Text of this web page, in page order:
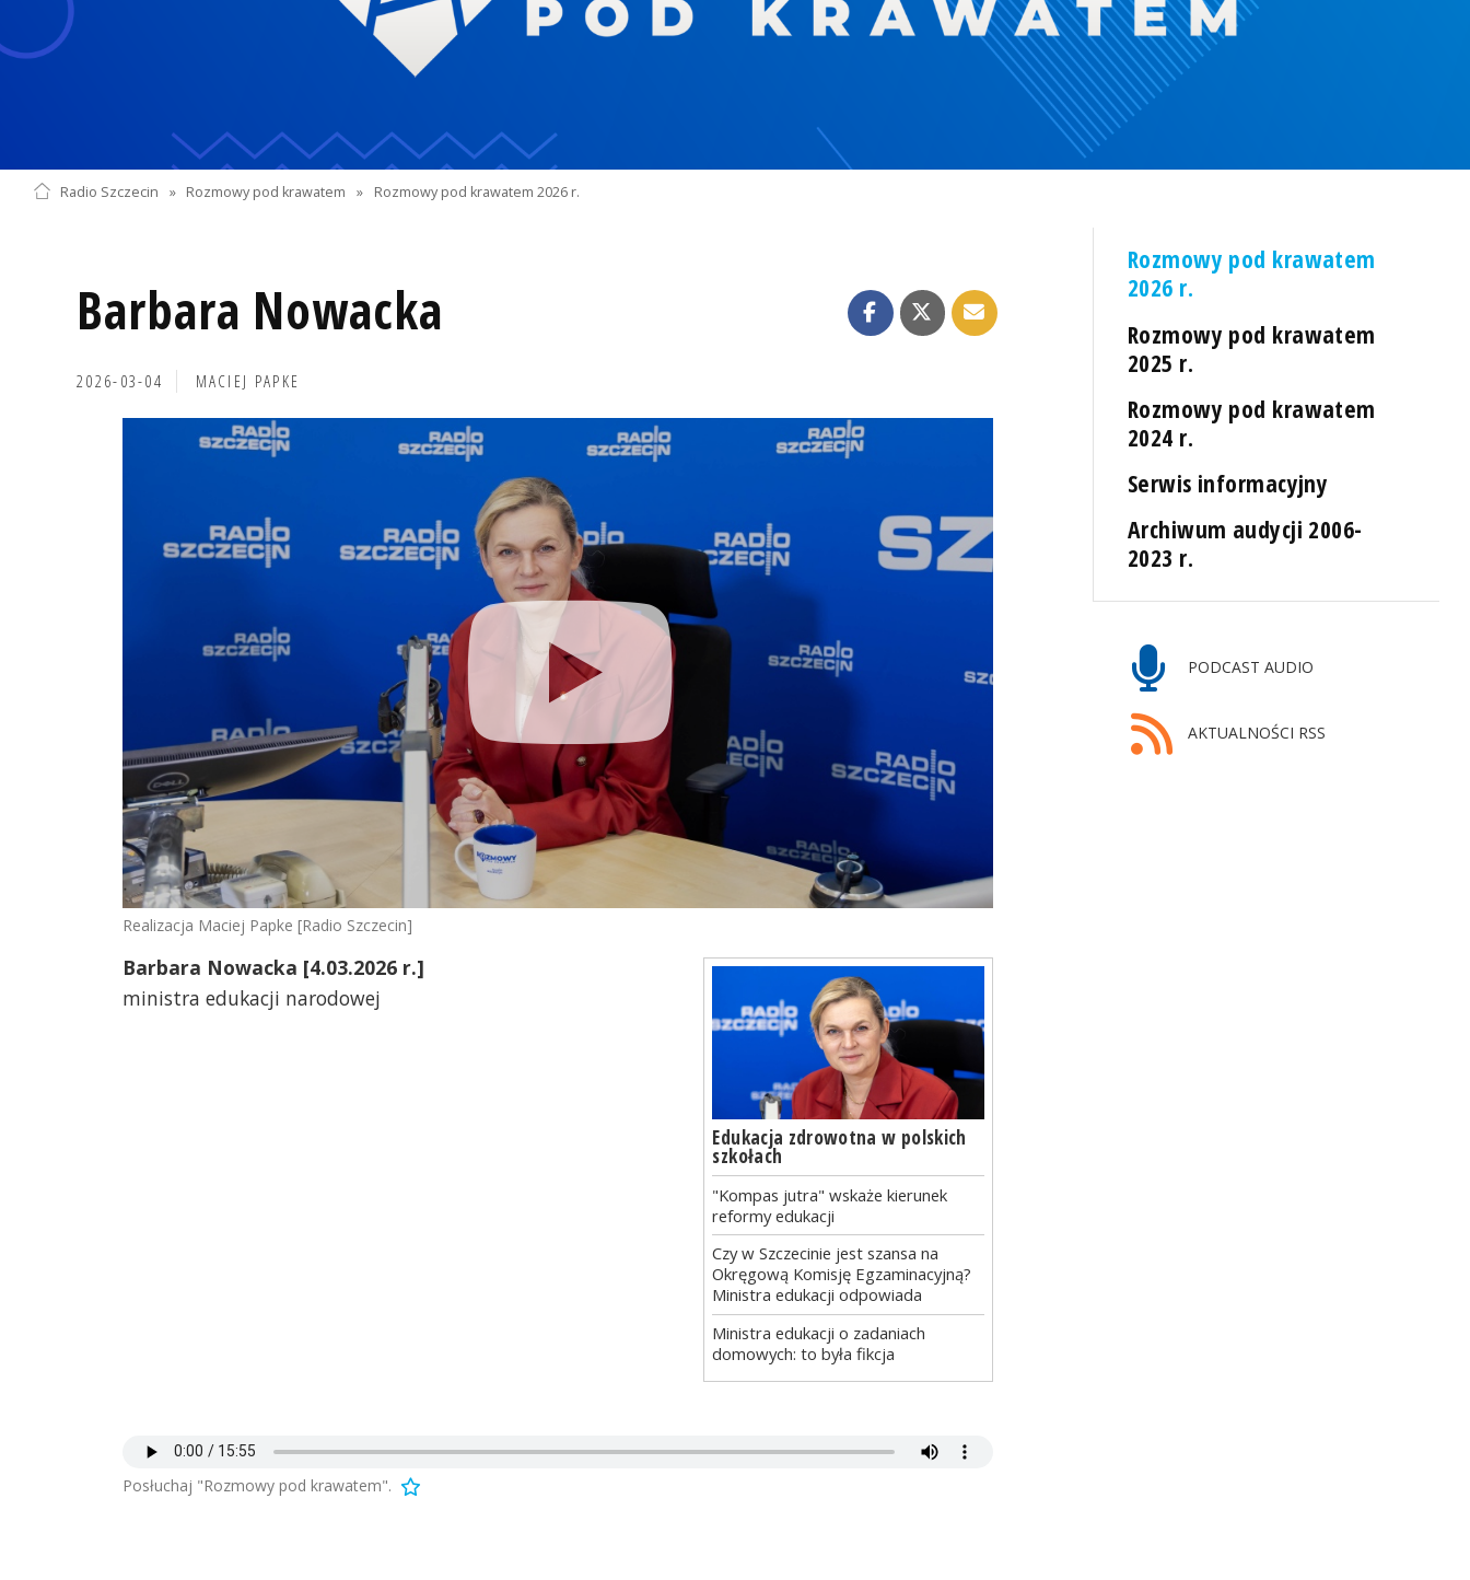
Radio Szczecin » Rozmowy pod krawatem » Rozmowy pod krawatem 2026 r.
Barbara Nowacka
2026-03-04 MACIEJ PAPKE
Realizacja Maciej Papke [Radio Szczecin]
Edukacja zdrowotna w polskich
szkołach
"Kompas jutra" wskaże kierunek
reformy edukacji
Czy w Szczecinie jest szansa na
Okręgową Komisję Egzaminacyjną?
Ministra edukacji odpowiada
Ministra edukacji o zadaniach
domowych: to była fikcja
Barbara Nowacka [4.03.2026 r.]
ministra edukacji narodowej
Posłuchaj "Rozmowy pod krawatem".
Rozmowy pod krawatem
2026 r.
Rozmowy pod krawatem
2025 r.
Rozmowy pod krawatem
2024 r.
Serwis informacyjny
Archiwum audycji 2006-
2023 r.
PODCAST AUDIO
AKTUALNOŚCI RSS